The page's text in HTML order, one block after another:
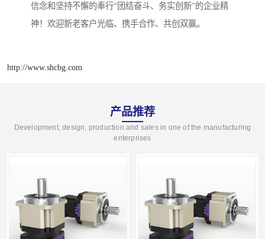
信念和坚持不懈的奉行“团结奋斗、务实创新”的企业精
神！欢迎新老客户光临、携手合作、共创双赢。
http://www.shcbg.com
产品推荐
Development, design, production and sales in one of the manufacturing
enterprises